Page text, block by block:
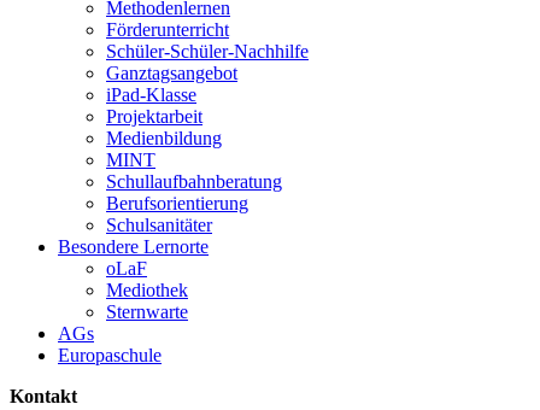
Methoden­lernen
Förder­unterricht
Schüler-Schüler-Nachhilfe
Ganztags­angebot
iPad-Klasse
Projekt­arbeit
Medien­bildung
MINT
Schullaufbahnberatung
Berufs­orientierung
Schul­sanitäter
Besondere Lernorte
oLaF
Mediothek
Sternwarte
AGs
Europaschule
Kontakt